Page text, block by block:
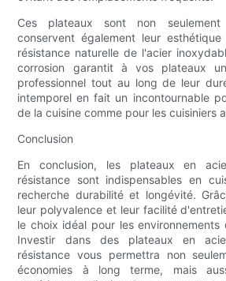
Ces plateaux sont non
conservent également leur
résistance naturelle de l'acier
corrosion garantit à vos plateaux
professionnel tout au long de leur
intemporel en fait un incontournable
de la cuisine comme pour les cuisiniers
Conclusion
En conclusion, les plateaux en
résistance sont indispensables en
recherche durabilité et longévité.
leur polyvalence et leur facilité
le choix idéal pour les environnements
Investir dans des plateaux en
résistance vous permettra non
économies à long terme, mais